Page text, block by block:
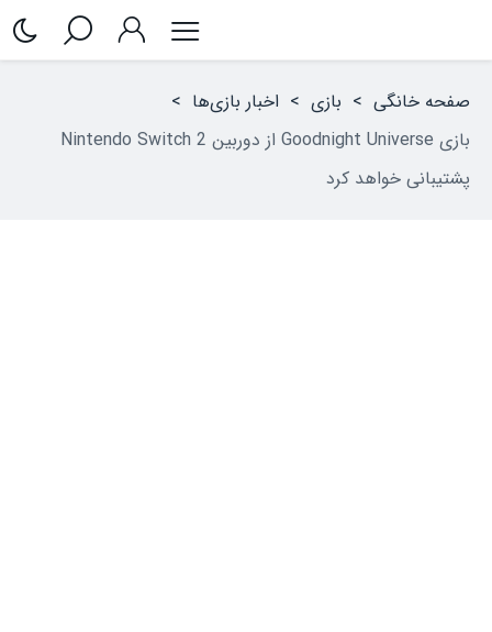
صفحه خانگی > بازی > اخبار بازی‌ها >
بازی Goodnight Universe از دوربین Nintendo Switch 2
پشتیبانی خواهد کرد